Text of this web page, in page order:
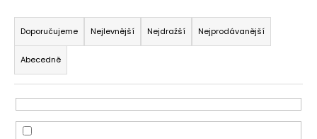
Ř
a
z
e
n
í
p
Doporučujeme Nejlevnější Nejdražší Nejprodávanější
Abecedně
í
t
?
HLEDAT